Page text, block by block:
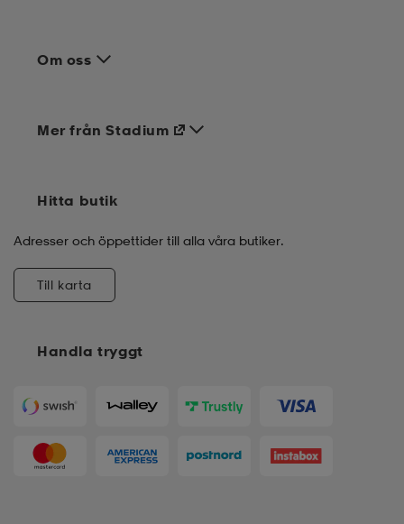
Om oss
Handla tryggt
Mer från Stadium
Hitta butik
Adresser och öppettider till alla våra butiker.
Till karta